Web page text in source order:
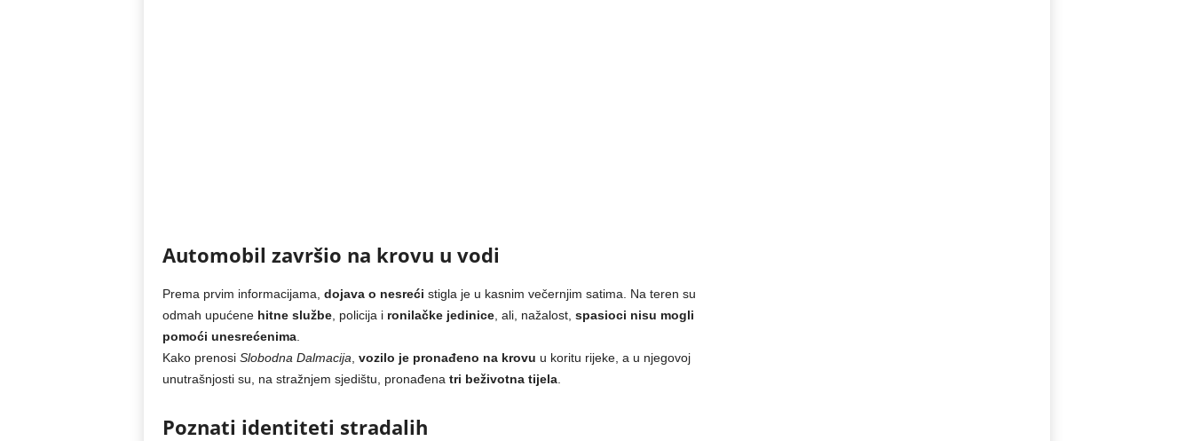
Automobil završio na krovu u vodi
Prema prvim informacijama, dojava o nesreći stigla je u kasnim večernjim satima. Na teren su
odmah upućene hitne službe, policija i ronilačke jedinice, ali, nažalost, spasioci nisu mogli
pomoći unesrećenima.
Kako prenosi Slobodna Dalmacija vozilo je pronađeno na krovu u koritu rijeke, a u njegovoj
unutrašnjosti su, na stražnjem sjedištu, pronađena tri beživotna tijela.
Poznati identiteti stradalih